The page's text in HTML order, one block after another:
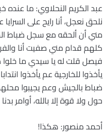
عبد الكريم النحلاوي: ما عنده
نلحق نعجل، أنا رايح على
مني أن ألحقه مع سجل ضباط
كلهم قدام مني صفيت أنا
فيصل قلت له يا سيدي ما خلوا
يأخذوا للخارجية عم يأخذوا
ضباط بالجيش وعم يجيبوا
حول ولا قوة إلا بالله، أوامر
أحمد منصور: هكذا!